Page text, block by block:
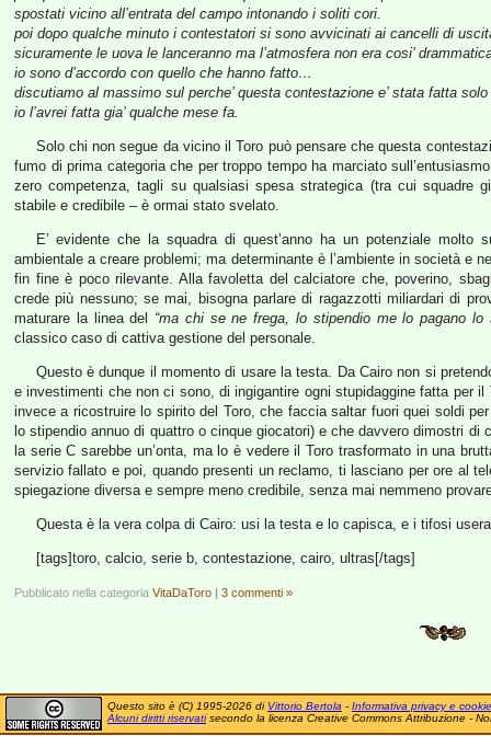
spostati vicino all’entrata del campo intonando i soliti cori.
poi dopo qualche minuto i contestatori si sono avvicinati ai cancelli di
sicuramente le uova le lanceranno ma l’atmosfera non era cosi’
io sono d’accordo con quello che hanno fatto…
discutiamo al massimo sul perche’ questa contestazione e’ stata fatta
io l’avrei fatta gia’ qualche mese fa.
Solo chi non segue da vicino il Toro può pensare che questa
fumo di prima categoria che per troppo tempo ha marciato
zero competenza, tagli su qualsiasi spesa strategica (tra cui squadre
stabile e credibile – è ormai stato svelato.
E’ evidente che la squadra di quest’anno ha un potenziale
ambientale a creare problemi; ma determinante è l’ambiente in società e
fin fine è poco rilevante. Alla favoletta del calciatore che, poverino,
crede più nessuno; se mai, bisogna parlare di ragazzotti miliardari di
maturare la linea del “ma chi se ne frega, lo stipendio me lo pagano lo
classico caso di cattiva gestione del personale.
Questo è dunque il momento di usare la testa. Da Cairo non si
e investimenti che non ci sono, di ingigantire ogni stupidaggine fatta per
invece a ricostruire lo spirito del Toro, che faccia saltar fuori quei soldi
lo stipendio annuo di quattro o cinque giocatori) e che davvero dimostri
la serie C sarebbe un’onta, ma lo è vedere il Toro trasformato in una
servizio fallato e poi, quando presenti un reclamo, ti lasciano per ore al
spiegazione diversa e sempre meno credibile, senza mai nemmeno
Questa è la vera colpa di Cairo: usi la testa e lo capisca, e i tifosi
[tags]toro, calcio, serie b, contestazione, cairo, ultras[/tags]
Pubblicato nella categoria VitaDaToro | 3 commenti »
Questo sito è (C) 1995-2026 di Vittorio Bertola - Informativa privacy e cookie
Alcuni diritti riservatisecondo la licenza Creative Commons Attribuzione -